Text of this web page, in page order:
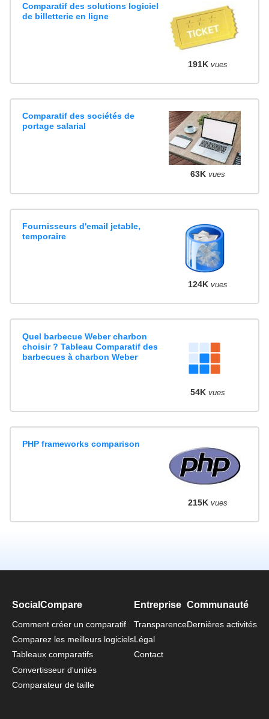
Comparatif des solutions logiciel
de billetterie en ligne
191K vues
Comparatif des sociétés de
portage salarial
63K vues
Fournisseurs d'email jetable,
temporaire
124K vues
Quel barbecue Weber charbon
choisir ? Tableau Comparatif des
barbecues à charbon Weber
54K vues
PHP frameworks comparison
215K vues
SocialCompare
Comment créer un comparatif
Comparez les meilleurs logiciels
Tableaux comparatifs
Convertisseur d'unités
Comparateur de taille
Entreprise
Transparence
Légal
Contact
Communauté
Dernières activités